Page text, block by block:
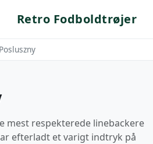
Retro Fodboldtrøjer
mest respekterede linebackere
efterladt et varigt indtryk på